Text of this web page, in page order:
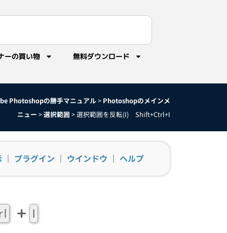
ーの買い物 無料ダウンロード
Photoshopの勝手マニュアル> Photoshopのメインメ
ニュー >選択範囲 >選択範囲を反転(I) Shift+Ctrl+I
｜ プラグイン ｜ ウインドウ ｜ ヘルプ
+ I